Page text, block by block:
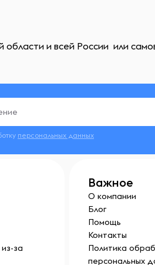
и всей России или
персональных данных
за
Важное
О компании
Блог
Помощь
Контакты
Политика
персональных